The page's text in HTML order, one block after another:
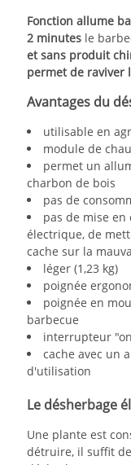
Fonction allume
2 minutes le
et sans produit
permet de raviver
Avantages du
utilisable en
module de
permet un
charbon de bois
pas de
pas de mise
électrique, de
cache sur la
léger (1,23 kg)
poignée
poignée en
barbecue
interrupteur
cache avec un
d'utilisation
Le désherbage
Une plante est
détruire, il suffit